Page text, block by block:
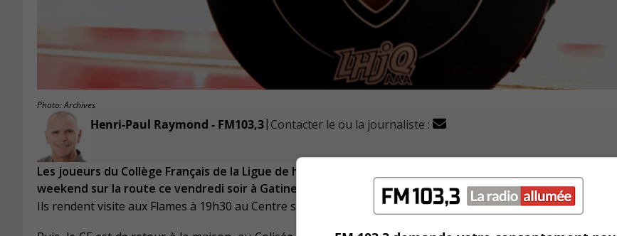
Photo: Archives
Henri-Paul Raymond - FM103,3| Contacter le ou la journaliste :
Les joueurs du Collège Français de la Ligue de hockey junior AAA du Québec entreprennent son
weekend sur la route ce vendredi soir à Gatineau.
Ils rendent visite aux Flames à 19h30 au Centre sportif Buckingham.